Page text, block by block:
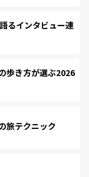
るインタビュー連
歩き方が選ぶ2026
旅テクニック